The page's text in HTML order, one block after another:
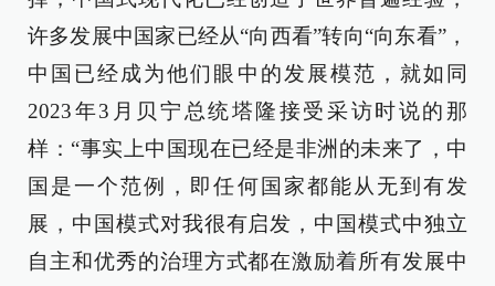
许多发展中国家已经从“向西看”转向“向东看”，
中国已经成为他们眼中的发展模范，就如同
2023年3月贝宁总统塔隆接受采访时说的那
样：“事实上中国现在已经是非洲的未来了，中
国是一个范例，即任何国家都能从无到有发
展，中国模式对我很有启发，中国模式中独立
自主和优秀的治理方式都在激励着所有发展中